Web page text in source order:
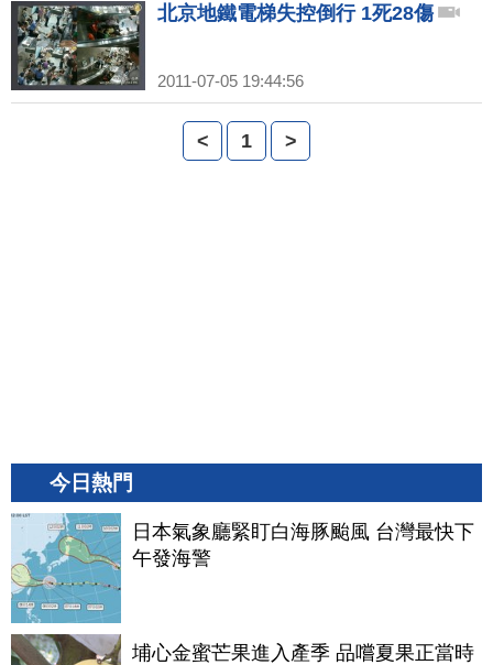
北京地鐵電梯失控倒行 1死28傷
2011-07-05 19:44:56
< 1 >
今日熱門
日本氣象廳緊盯白海豚颱風 台灣最快下
午發海警
埔心金蜜芒果進入產季 品嚐夏果正當時